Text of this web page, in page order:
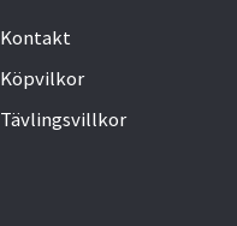
Kontakt
Köpvilkor
Tävlingsvillkor